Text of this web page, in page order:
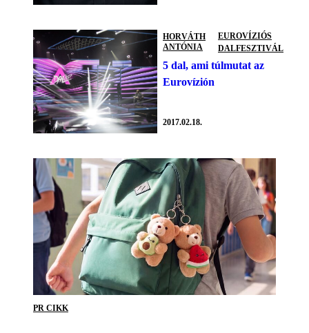
HORVÁTH
ANTÓNIA
EUROVÍZIÓS
DALFESZTIVÁL
5 dal, ami túlmutat az
Eurovízión
2017.02.18.
PR CIKK